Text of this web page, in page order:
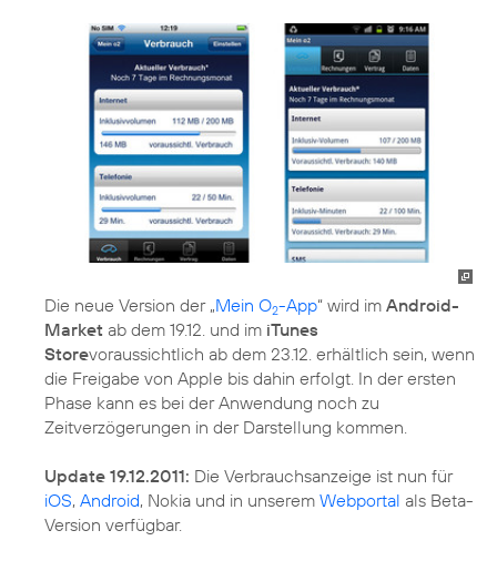
Die neue Version der „Mein O2-App“ wird im Android-
Market ab dem 19.12. und im iTunes
Storevoraussichtlich ab dem 23.12. erhältlich sein, wenn
die Freigabe von Apple bis dahin erfolgt. In der ersten
Phase kann es bei der Anwendung noch zu
Zeitverzögerungen in der Darstellung kommen.
Update 19.12.2011: Die Verbrauchsanzeige ist nun für
iOS, Android, Nokia und in unserem Webportal als Beta-
Version verfügbar.